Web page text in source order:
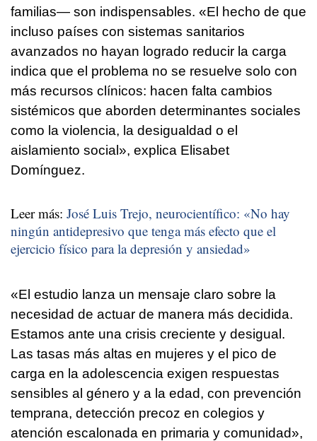
familias— son indispensables. «El hecho de que
incluso países con sistemas sanitarios
avanzados no hayan logrado reducir la carga
indica que el problema no se resuelve solo con
más recursos clínicos: hacen falta cambios
sistémicos que aborden determinantes sociales
como la violencia, la desigualdad o el
aislamiento social», explica Elisabet
Domínguez.
Leer más: José Luis Trejo, neurocientífico: «No hay
ningún antidepresivo que tenga más efecto que el
ejercicio físico para la depresión y ansiedad»
«El estudio lanza un mensaje claro sobre la
necesidad de actuar de manera más decidida.
Estamos ante una crisis creciente y desigual.
Las tasas más altas en mujeres y el pico de
carga en la adolescencia exigen respuestas
sensibles al género y a la edad, con prevención
temprana, detección precoz en colegios y
atención escalonada en primaria y comunidad»,